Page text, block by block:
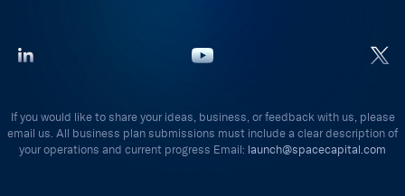
If you would like to share your ideas, business, or feedback with us, please
email us. All business plan submissions must include a clear description of
your operations and current progress Email: launch@spacecapital.com